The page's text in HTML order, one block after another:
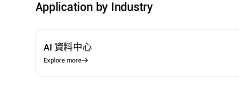
Application by Industry
AI 資料中心
Explore more